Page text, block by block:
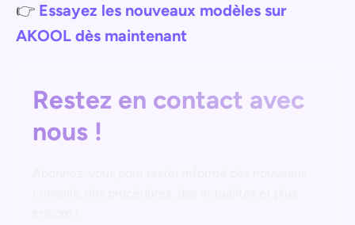
👉 Essayez les nouveaux modèles sur
AKOOL dès maintenant
Restez en contact avec
nous !